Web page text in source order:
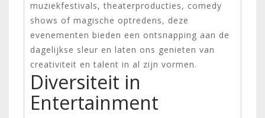
muziekfestivals, theaterproducties, comedy
shows of magische optredens, deze
evenementen bieden een ontsnapping aan de
dagelijkse sleur en laten ons genieten van
creativiteit en talent in al zijn vormen.
Diversiteit in
Entertainment